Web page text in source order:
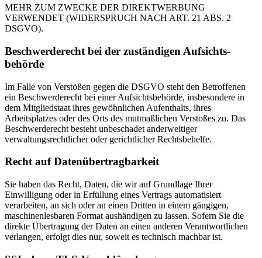
MEHR ZUM ZWECKE DER DIREKTWERBUNG
VERWENDET (WIDERSPRUCH NACH ART. 21 ABS. 2
DSGVO).
Beschwerde­recht bei der zuständigen Aufsichts­
behörde
Im Falle von Verstößen gegen die DSGVO steht den Betroffenen
ein Beschwerderecht bei einer Aufsichtsbehörde, insbesondere in
dem Mitgliedstaat ihres gewöhnlichen Aufenthalts, ihres
Arbeitsplatzes oder des Orts des mutmaßlichen Verstoßes zu. Das
Beschwerderecht besteht unbeschadet anderweitiger
verwaltungsrechtlicher oder gerichtlicher Rechtsbehelfe.
Recht auf Daten­übertrag­barkeit
Sie haben das Recht, Daten, die wir auf Grundlage Ihrer
Einwilligung oder in Erfüllung eines Vertrags automatisiert
verarbeiten, an sich oder an einen Dritten in einem gängigen,
maschinenlesbaren Format aushändigen zu lassen. Sofern Sie die
direkte Übertragung der Daten an einen anderen Verantwortlichen
verlangen, erfolgt dies nur, soweit es technisch machbar ist.